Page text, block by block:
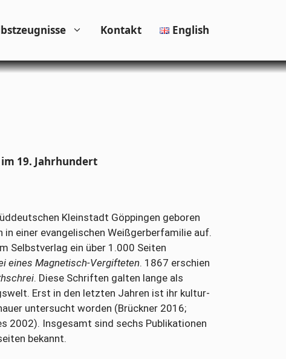
Kontakt English
19. Jahrhundert
Kleinstadt Göppingen geboren
einer evangelischen Weißgerberfamilie auf.
Selbstverlag ein über 1.000 Seiten
eines Magnetisch-Vergifteten. 1867 erschien
. Diese Schriften galten lange als
Erst in den letzten Jahren ist ihr kultur-
untersucht worden (Brückner 2016;
2002). Insgesamt sind sechs Publikationen
bekannt.